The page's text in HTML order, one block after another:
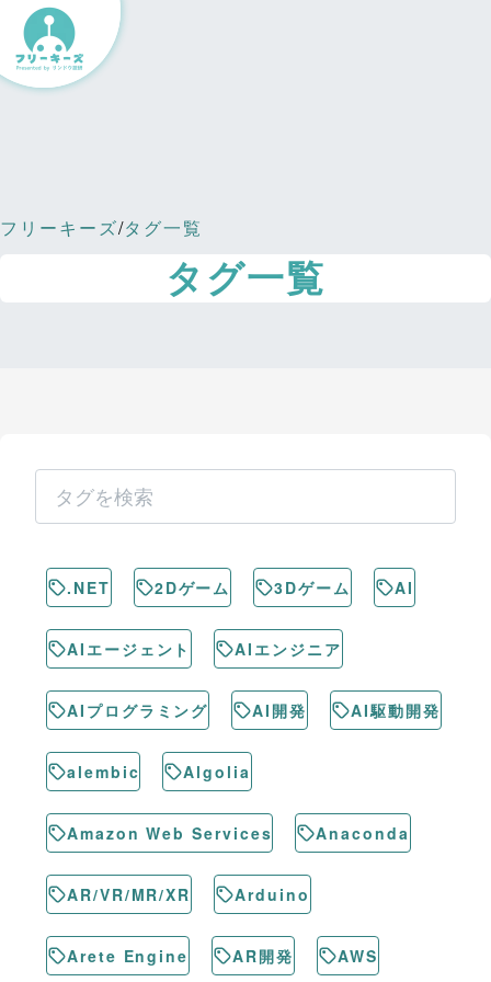
フリーキーズ/タグ一覧
タグ一覧
.NET 2Dゲーム 3Dゲーム AI
AIエージェント AIエンジニア
AIプログラミング AI開発 AI駆動開発
alembic Algolia
Amazon Web Services Anaconda
AR/VR/MR/XR Arduino
Arete Engine AR開発 AWS